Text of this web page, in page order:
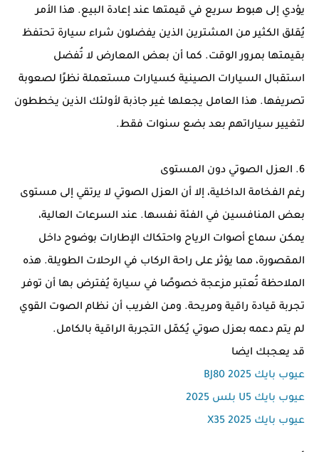
يؤدي إلى هبوط سريع في قيمتها عند إعادة البيع. هذا الأمر
يُقلق الكثير من المشترين الذين يفضلون شراء سيارة تحتفظ
بقيمتها بمرور الوقت. كما أن بعض المعارض لا تُفضل
استقبال السيارات الصينية كسيارات مستعملة نظرًا لصعوبة
تصريفها. هذا العامل يجعلها غير جاذبة لأولئك الذين يخططون
لتغيير سياراتهم بعد بضع سنوات فقط.
6. العزل الصوتي دون المستوى
رغم الفخامة الداخلية، إلا أن العزل الصوتي لا يرتقي إلى مستوى
بعض المنافسين في الفئة نفسها. عند السرعات العالية،
يمكن سماع أصوات الرياح واحتكاك الإطارات بوضوح داخل
المقصورة، مما يؤثر على راحة الركاب في الرحلات الطويلة. هذه
الملاحظة تُعتبر مزعجة خصوصًا في سيارة يُفترض بها أن توفر
تجربة قيادة راقية ومريحة. ومن الغريب أن نظام الصوت القوي
لم يتم دعمه بعزل صوتي يُكمّل التجربة الراقية بالكامل.
قد يعجبك ايضا
عيوب بايك BJ80 2025
عيوب بايك U5 بلس 2025
عيوب بايك X35 2025